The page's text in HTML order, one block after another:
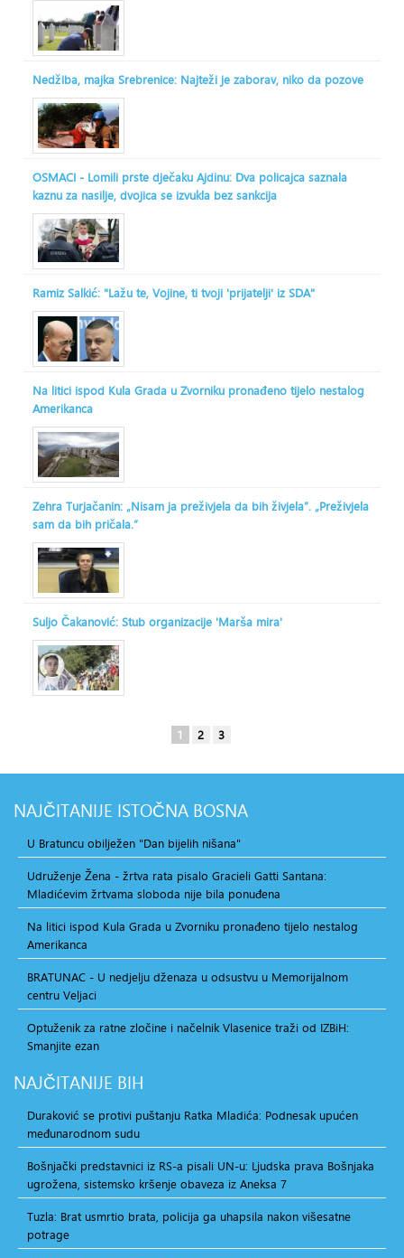
Nedžiba, majka Srebrenice: Najteži je zaborav, niko da pozove
OSMACI - Lomili prste dječaku Ajdinu: Dva policajca saznala
kaznu za nasilje, dvojica se izvukla bez sankcija
Ramiz Salkić: "Lažu te, Vojine, ti tvoji 'prijatelji' iz SDA"
Na litici ispod Kula Grada u Zvorniku pronađeno tijelo nestalog
Amerikanca
Zehra Turjačanin: „Nisam ja preživjela da bih živjela“. „Preživjela
sam da bih pričala.“
Suljo Čakanović: Stub organizacije 'Marša mira'
1 2 3
NAJČITANIJE ISTOČNA BOSNA
U Bratuncu obilježen "Dan bijelih nišana"
Udruženje Žena - žrtva rata pisalo Gracieli Gatti Santana:
Mladićevim žrtvama sloboda nije bila ponuđena
Na litici ispod Kula Grada u Zvorniku pronađeno tijelo nestalog
Amerikanca
BRATUNAC - U nedjelju dženaza u odsustvu u Memorijalnom
centru Veljaci
Optuženik za ratne zločine i načelnik Vlasenice traži od IZBiH:
Smanjite ezan
NAJČITANIJE BIH
Duraković se protivi puštanju Ratka Mladića: Podnesak upućen
međunarodnom sudu
Bošnjački predstavnici iz RS-a pisali UN-u: Ljudska prava Bošnjaka
ugrožena, sistemsko kršenje obaveza iz Aneksa 7
Tuzla: Brat usmrtio brata, policija ga uhapsila nakon višesatne
potrage